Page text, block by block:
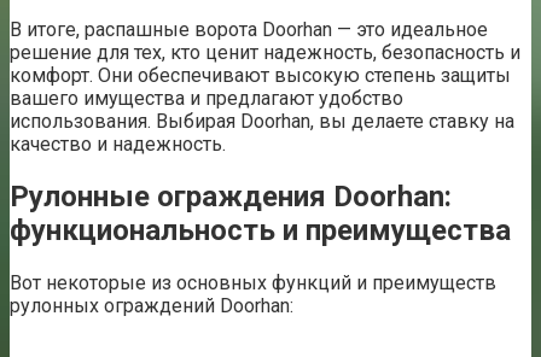
В итоге, распашные ворота Doorhan — это идеальное
решение для тех, кто ценит надежность, безопасность и
комфорт. Они обеспечивают высокую степень защиты
вашего имущества и предлагают удобство
использования. Выбирая Doorhan, вы делаете ставку на
качество и надежность.
Рулонные ограждения Doorhan:
функциональность и преимущества
Вот некоторые из основных функций и преимуществ
рулонных ограждений Doorhan: